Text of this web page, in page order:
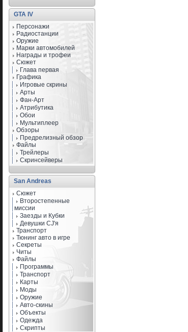
GTA IV
Персонажи
Радиостанции
Оружие
Марки автомобилей
Награды и трофеи
Сюжет
Глава первая
Графика
Игровые скрины
Арты
Фан-Арт
Атрибутика
Обои
Мультиплеер
Обзоры
Предрелизный обзор
Файлы
Трейлеры
Скринсейверы
San Andreas
Сюжет
Второстепенные
миссии
Заезды и Кубки
Девушки CJ'я
Транспорт
Тюнинг авто в игре
Секреты
Читы
Файлы
Программы
Транспорт
Карты
Моды
Оружие
Авто-скины
Объекты
Одежда
Скрипты